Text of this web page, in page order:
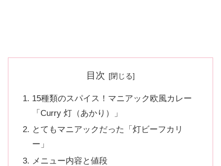
目次
15種類のスパイス！マニアック欧風カレー
「Curry 灯（あかり）」
とてもマニアックだった「灯ビーフカリ
ー」
メニュー内容と値段